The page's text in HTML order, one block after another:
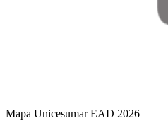
Mapa Unicesumar EAD 2026